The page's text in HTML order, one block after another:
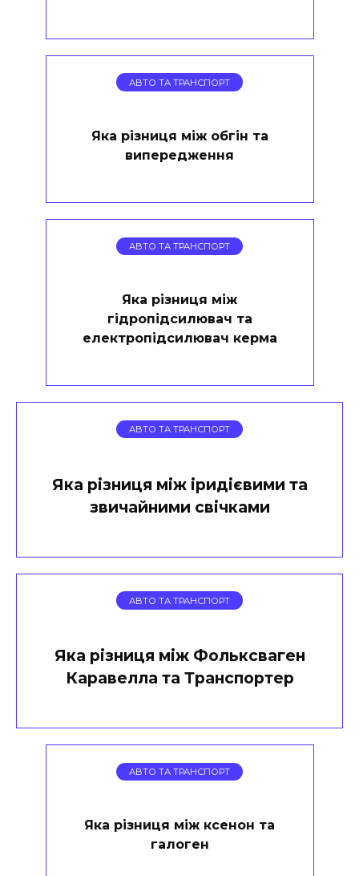
АВТО ТА ТРАНСПОРТ
Яка різниця між обгін та
випередження
АВТО ТА ТРАНСПОРТ
Яка різниця між
гідропідсилювач та
електропідсилювач керма
АВТО ТА ТРАНСПОРТ
Яка різниця між іридієвими та
звичайними свічками
АВТО ТА ТРАНСПОРТ
Яка різниця між Фольксваген
Каравелла та Транспортер
АВТО ТА ТРАНСПОРТ
Яка різниця між ксенон та
галоген